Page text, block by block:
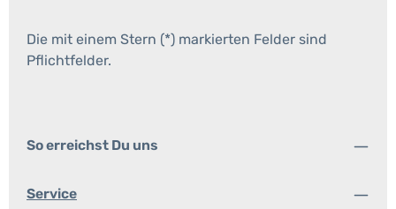
Die mit einem Stern (*) markierten Felder sind
Pflichtfelder.
So erreichst Du uns
Service